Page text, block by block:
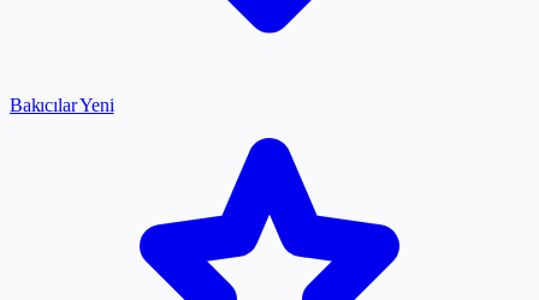
BakıcılarYeni